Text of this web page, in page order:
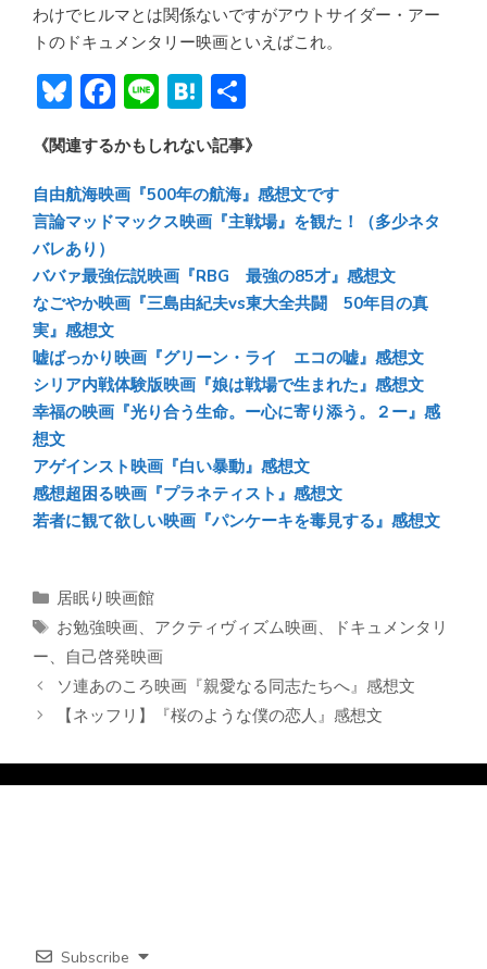
わけでヒルマとは関係ないですがアウトサイダー・アー
トのドキュメンタリー映画といえばこれ。
Bl
u
e
sk
y
F
ac
e
b
o
ok
Li
n
e
H
at
e
n
a
有
《関連するかもしれない記事》
自由航海映画『500年の航海』感想文です
言論マッドマックス映画『主戦場』を観た！（多少ネタ
バレあり）
ババァ最強伝説映画『RBG 最強の85才』感想文
なごやか映画『三島由紀夫vs東大全共闘 50年目の真
実』感想文
嘘ばっかり映画『グリーン・ライ エコの嘘』感想文
シリア内戦体験版映画『娘は戦場で生まれた』感想文
幸福の映画『光り合う生命。ー心に寄り添う。２ー』感
想文
アゲインスト映画『白い暴動』感想文
感想超困る映画『プラネティスト』感想文
若者に観て欲しい映画『パンケーキを毒見する』感想文
カ
テ
ゴ
リ
ー
居眠り映画館
タ
グ
お勉強映画、 アクティヴィズム映画、
ドキュメンタリ
ー、 自己啓発映画
ソ連あのころ映画『親愛なる同志たちへ』感想文
【ネッフリ】『桜のような僕の恋人』感想文
Subscribe